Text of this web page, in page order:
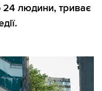
24 людини, триває